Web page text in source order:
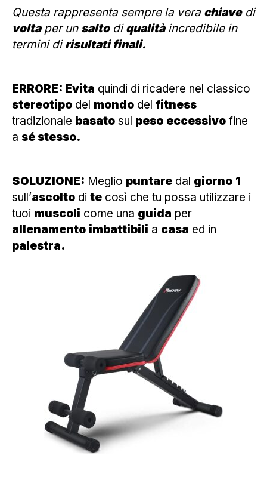
Questa rappresenta sempre la vera chiavedi
voltaper un saltodiqualitàincredibile in
termini dirisultati finali.
ERRORE: Evita quindi di ricadere nel classico
stereotipo del mondo del fitness
tradizionale basato sul peso eccessivo fine
a sé stesso.
SOLUZIONE: Meglio puntare dal giorno 1
sull’ascolto di te così che tu possa utilizzare i
tuoi muscoli come una guida per
allenamento imbattibili a casa ed in
palestra.